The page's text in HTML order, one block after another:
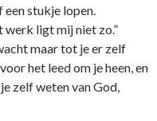
een stukje lopen.
werk ligt mij niet zo.”
maar tot je er zelf
het leed om je heen, en
zelf weten van God,